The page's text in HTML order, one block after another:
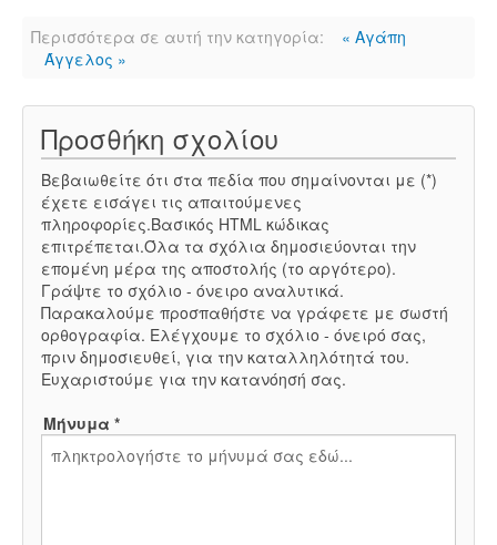
Περισσότερα σε αυτή την κατηγορία:
« Αγάπη
Άγγελος »
Προσθήκη σχολίου
Βεβαιωθείτε ότι στα πεδία που σημαίνονται με (*)
έχετε εισάγει τις απαιτούμενες
πληροφορίες.Βασικός HTML κώδικας
επιτρέπεται.Όλα τα σχόλια δημοσιεύονται την
επομένη μέρα της αποστολής (το αργότερο).
Γράψτε το σχόλιο - όνειρο αναλυτικά.
Παρακαλούμε προσπαθήστε να γράφετε με σωστή
ορθογραφία. Ελέγχουμε το σχόλιο - όνειρό σας,
πριν δημοσιευθεί, για την καταλληλότητά του.
Ευχαριστούμε για την κατανόησή σας.
Μήνυμα *